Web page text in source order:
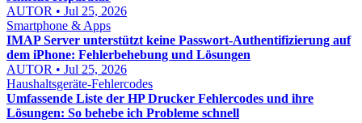
AUTOR • Jul 25, 2026
Smartphone & Apps
IMAP Server unterstützt keine Passwort-Authentifizierung auf
dem iPhone: Fehlerbehebung und Lösungen
AUTOR • Jul 25, 2026
Haushaltsgeräte-Fehlercodes
Umfassende Liste der HP Drucker Fehlercodes und ihre
Lösungen: So behebe ich Probleme schnell